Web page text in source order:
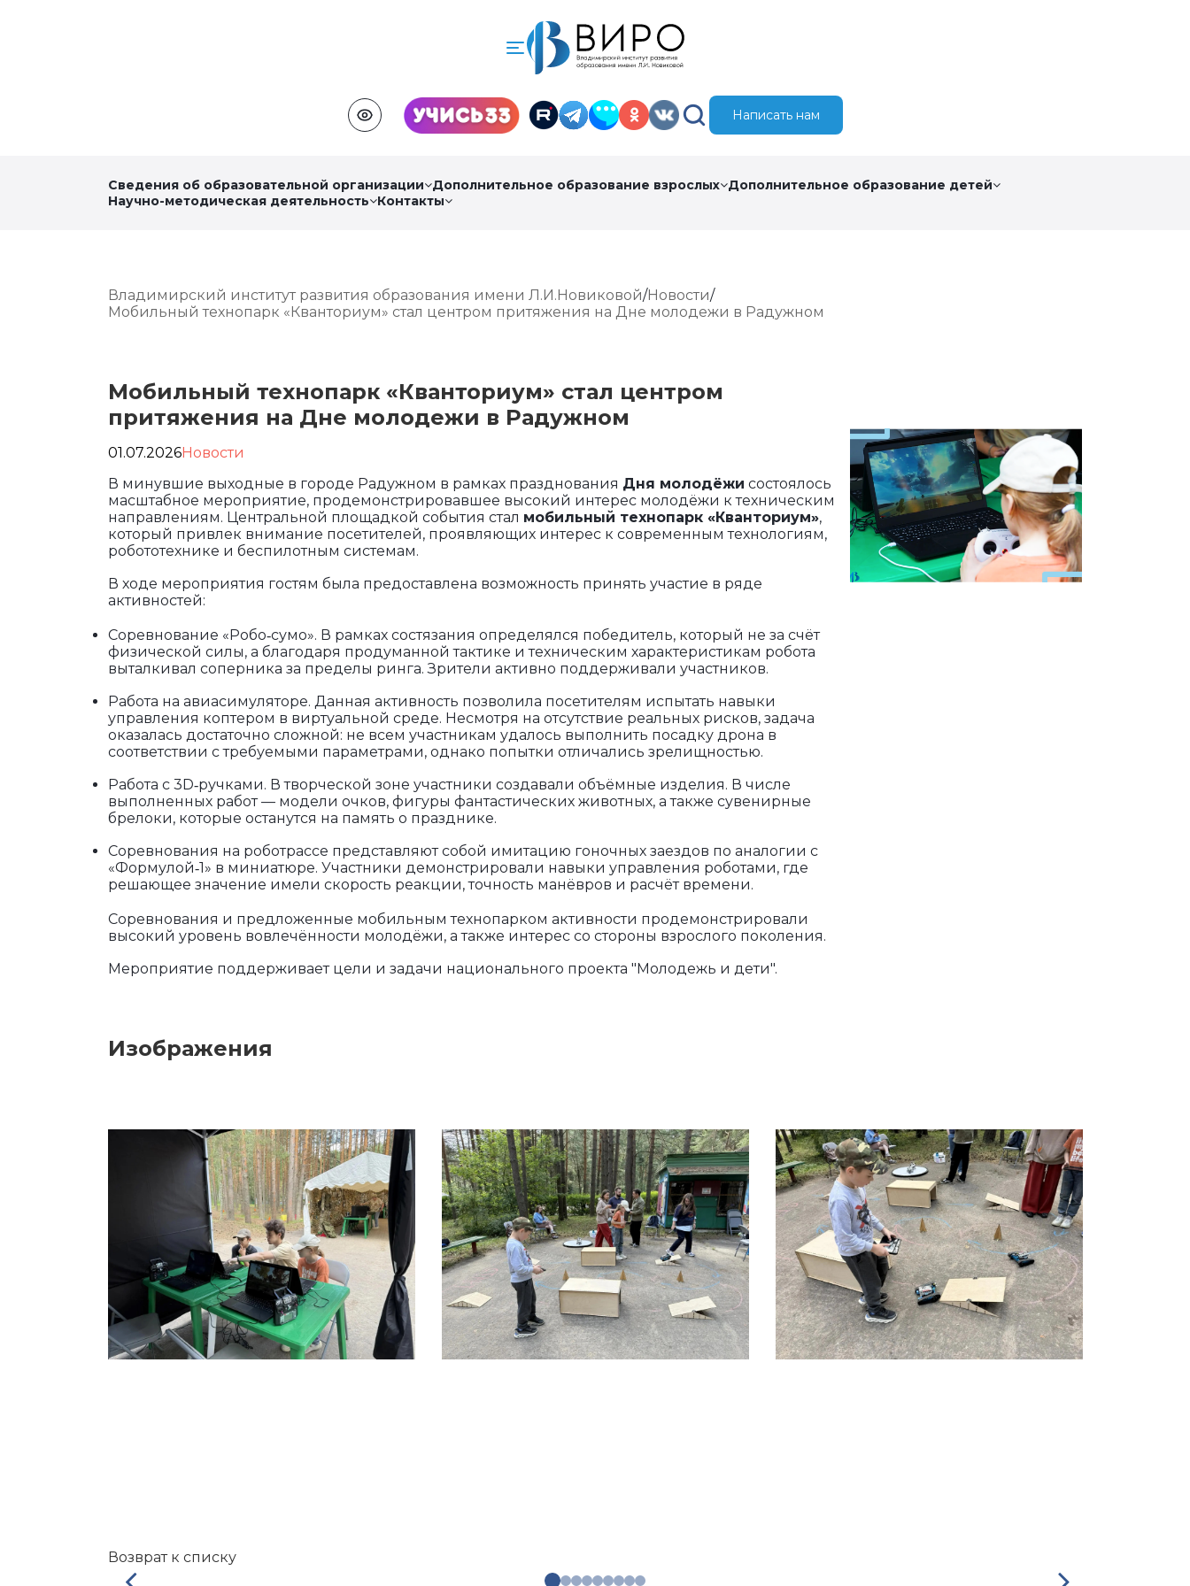
Написать нам
Сведения об образовательной организации Дополнительное образование взрослых Дополнительное образование детей
Научно-методическая деятельность
Контакты
Владимирский институт развития образования имени Л.И.Новиковой Новости
Мобильный технопарк «Кванториум» стал центром притяжения на Дне молодежи в Радужном
Мобильный технопарк «Кванториум» стал центром
притяжения на Дне молодежи в Радужном
01.07.2026Новости
В минувшие выходные в городе Радужном в рамках празднования Дня молодёжи состоялось
масштабное мероприятие, продемонстрировавшее высокий интерес молодёжи к техническим
направлениям. Центральной площадкой события стал мобильный технопарк «Кванториум»,
который привлек внимание посетителей, проявляющих интерес к современным технологиям,
робототехнике и беспилотным системам.
В ходе мероприятия гостям была предоставлена возможность принять участие в ряде
активностей:
Соревнование «Робо‑сумо». В рамках состязания определялся победитель, который не за счёт
физической силы, а благодаря продуманной тактике и техническим характеристикам робота
выталкивал соперника за пределы ринга. Зрители активно поддерживали участников.
Работа на авиасимуляторе. Данная активность позволила посетителям испытать навыки
управления коптером в виртуальной среде. Несмотря на отсутствие реальных рисков, задача
оказалась достаточно сложной: не всем участникам удалось выполнить посадку дрона в
соответствии с требуемыми параметрами, однако попытки отличались зрелищностью.
Работа с 3D‑ручками. В творческой зоне участники создавали объёмные изделия. В числе
выполненных работ — модели очков, фигуры фантастических животных, а также сувенирные
брелоки, которые останутся на память о празднике.
Соревнования на роботрассе представляют собой имитацию гоночных заездов по аналогии с
«Формулой‑1» в миниатюре. Участники демонстрировали навыки управления роботами, где
решающее значение имели скорость реакции, точность манёвров и расчёт времени.
Соревнования и предложенные мобильным технопарком активности продемонстрировали
высокий уровень вовлечённости молодёжи, а также интерес со стороны взрослого поколения.
Мероприятие поддерживает цели и задачи национального проекта "Молодежь и дети".
Изображения
Возврат к списку